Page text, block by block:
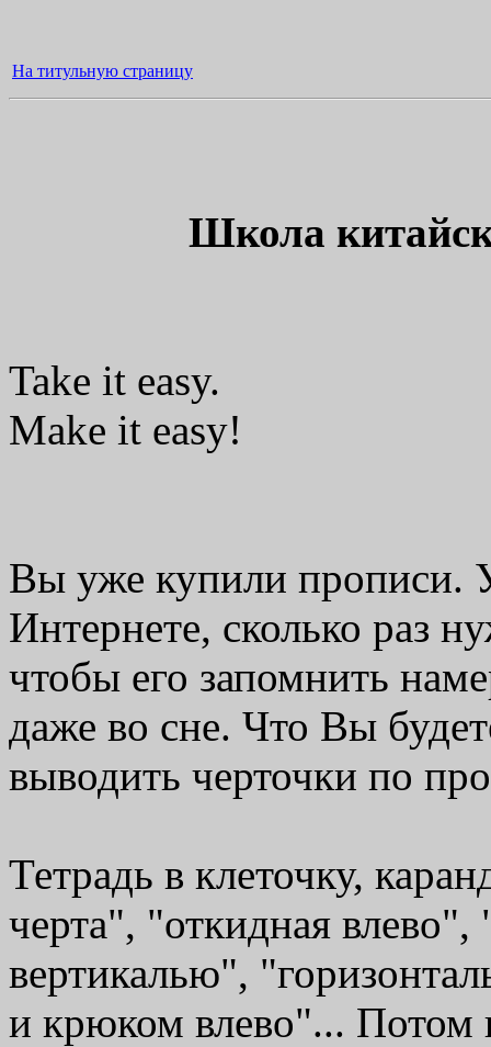
На титульную страницу
Школа
Take it easy.
Make it easy!
Вы уже купили прописи.
Интернете, сколько раз
чтобы его запомнить
даже во сне. Что Вы
выводить черточки по
Тетрадь в клеточку,
черта", "откидная влево",
вертикалью",
и крюком влево"... Потом